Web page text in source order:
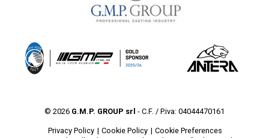
© 2026 G.M.P. GROUP srl - C.F. / P.iva: 04044470161
Privacy Policy Cookie Policy
Cookie Preferences